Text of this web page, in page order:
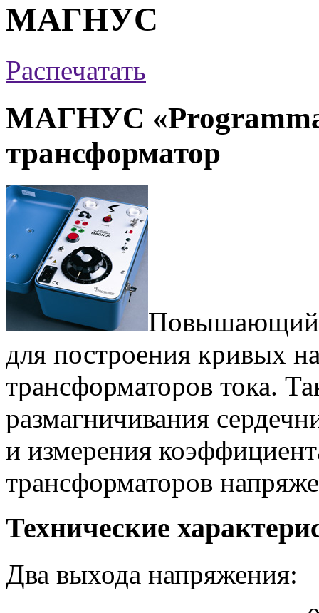
МАГНУС
Распечатать
МАГНУС
трансформатор
Повышающий
для построения кривых
трансформаторов тока.
размагничивания
и измерения
трансформаторов
Технические
Два выхода напряжения: